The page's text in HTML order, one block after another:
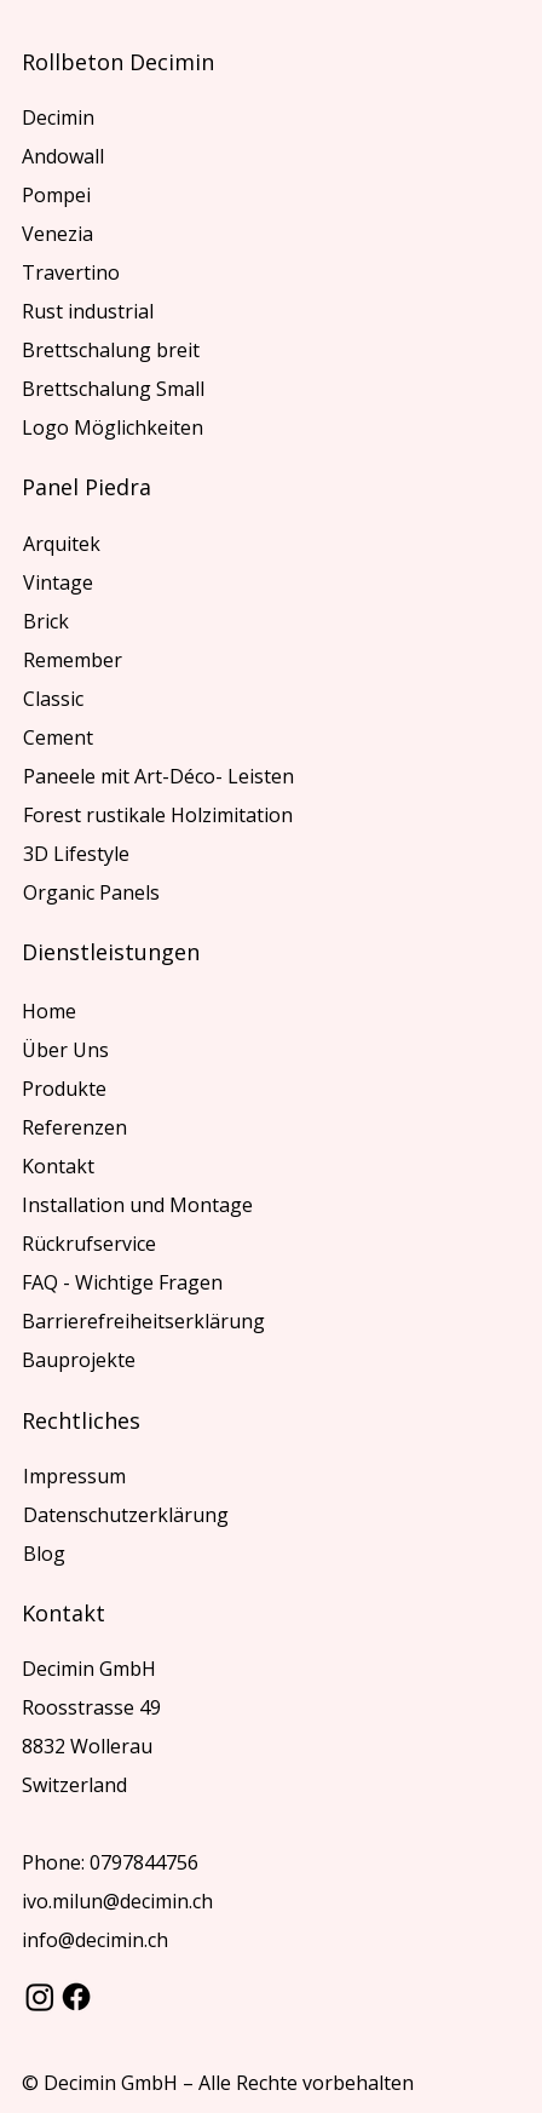
Rollbeton Decimin
Decimin
Andowall
Pompei
Venezia
Travertino
Rust industrial
Brettschalung breit
Brettschalung Small
Logo Möglichkeiten
Panel Piedra
Arquitek
Vintage
Brick
Remember
Classic
Cement
Paneele mit Art-Déco- Leisten
Forest rustikale Holzimitation
3D Lifestyle
Organic Panels
Dienstleistungen
Home
Über Uns
Produkte
Referenzen
Kontakt
Installation und Montage
Rückrufservice
FAQ - Wichtige Fragen
Barrierefreiheitserklärung
Bauprojekte
Kontakt
Decimin GmbH
Roosstrasse 49
8832 Wollerau
Switzerland
Phone: 0797844756
ivo.milun@decimin.ch
info@decimin.ch
Rechtliches
Impressum
Datenschutzerklärung
Blog
© Decimin GmbH – Alle Rechte vorbehalten